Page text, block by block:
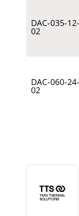
DAC-035-12-
02
DAC-060-24-
02